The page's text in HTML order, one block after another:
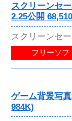
スクリーンセ
2.25公開
スクリーンセ
フリーソフ
ゲーム背景写
984K)